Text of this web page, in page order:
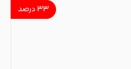
۳۳درصد